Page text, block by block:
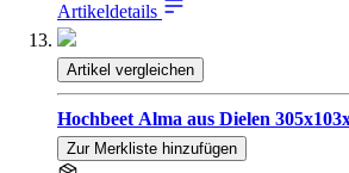
Artikeldetails
Artikel vergleichen
Hochbeet Alma aus Dielen
Zur Merkliste hinzufügen